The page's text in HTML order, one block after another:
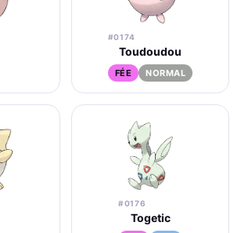
#0174
Toudoudou
FÉE NORMAL
#0176
Togetic